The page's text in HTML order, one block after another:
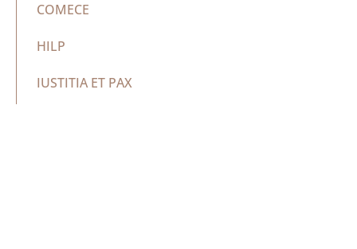
COMECE
HILP
IUSTITIA ET PAX